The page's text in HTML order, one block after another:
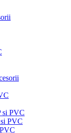
si PVC
PVC